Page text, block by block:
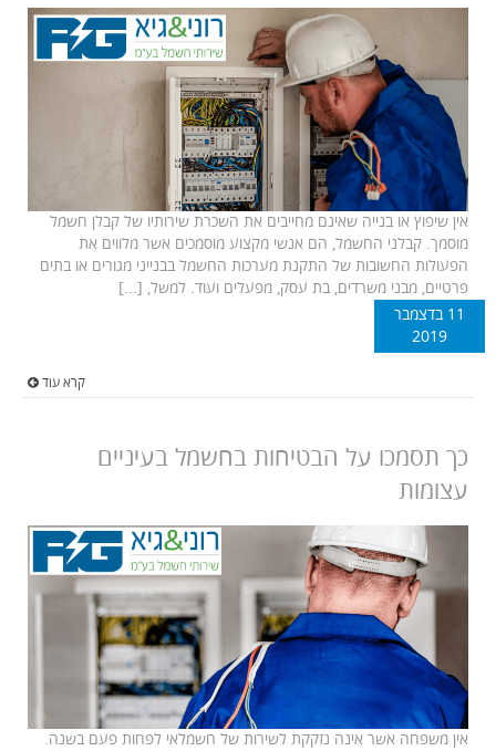
קרא עוד
אין שיפוץ או בנייה שאינם מחייבים את השכרת שירותיו של קבלן חשמל
מוסמך. קבלני החשמל, הם אנשי מקצוע מוסמכים אשר מלווים את
הפעולות החשובות של התקנת מערכות החשמל בבנייני מגורים או בתים
פרטיים, מבני משרדים, בת עסק, מפעלים ועוד. למשל, [...]
11 בדצמבר
2019
כך תסמכו על הבטיחות בחשמל בעיניים
עצומות
אין משפחה אשר אינה נזקקת לשירות של חשמלאי לפחות פעם בשנה.